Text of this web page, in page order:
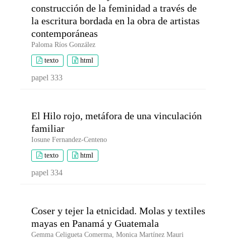
construcción de la feminidad a través de
la escritura bordada en la obra de artistas
contemporáneas
Paloma Ríos González
texto html
papel 333
El Hilo rojo, metáfora de una vinculación
familiar
Iosune Fernandez-Centeno
texto html
papel 334
Coser y tejer la etnicidad. Molas y textiles
mayas en Panamá y Guatemala
Gemma Celigueta Comerma, Monica Martínez Mauri